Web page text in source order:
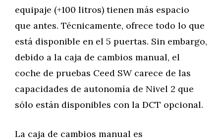
equipaje (+100 litros) tienen más espacio
que antes. Técnicamente, ofrece todo lo que
está disponible en el 5 puertas. Sin embargo,
debido a la caja de cambios manual, el
coche de pruebas Ceed SW carece de las
capacidades de autonomía de Nivel 2 que
sólo están disponibles con la DCT opcional.
La caja de cambios manual es